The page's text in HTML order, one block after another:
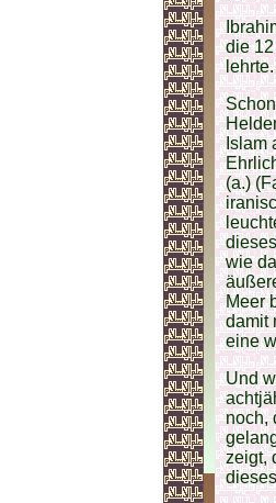
die
Islam
(a.)
wie
Meer
damit
eine
Und
noch,
zeigt,